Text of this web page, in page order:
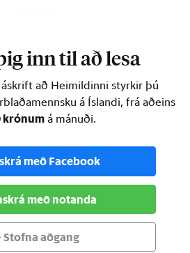
horfi …
inn til að lesa
að Heimildinni styrkir þú
á Íslandi, frá aðeins
krónum á mánuði.
með Facebook
með notanda
Stofna aðgang